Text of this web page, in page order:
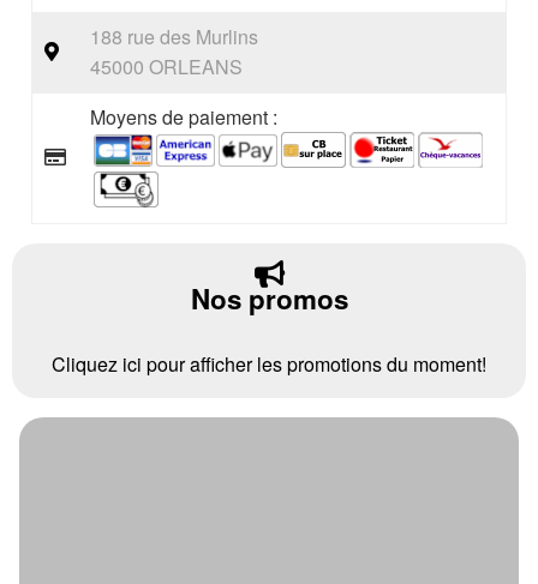
188 rue des Murlins
45000 ORLEANS
Moyens de paiement :
Nos promos
Cliquez ici pour afficher les promotions du moment!